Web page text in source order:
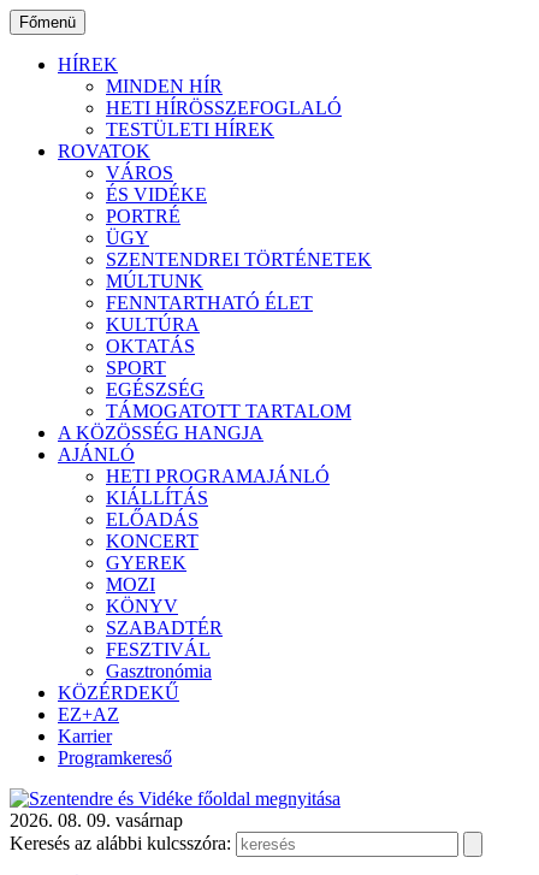
Ugrás
a
tartalomhoz
Főmenü
HÍREK
MINDEN HÍR
HETI HÍRÖSSZEFOGLALÓ
TESTÜLETI HÍREK
ROVATOK
VÁROS
ÉS VIDÉKE
PORTRÉ
ÜGY
SZENTENDREI TÖRTÉNETEK
MÚLTUNK
FENNTARTHATÓ ÉLET
KULTÚRA
OKTATÁS
SPORT
EGÉSZSÉG
TÁMOGATOTT TARTALOM
A KÖZÖSSÉG HANGJA
AJÁNLÓ
HETI PROGRAMAJÁNLÓ
KIÁLLÍTÁS
ELŐADÁS
KONCERT
GYEREK
MOZI
KÖNYV
SZABADTÉR
FESZTIVÁL
Gasztronómia
KÖZÉRDEKŰ
EZ+AZ
Karrier
Programkereső
2026. 08. 09. vasárnap
Keresés az alábbi kulcsszóra: